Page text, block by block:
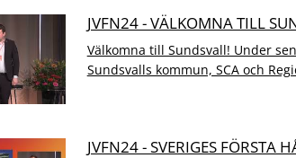
JVFN24 - VÄLKOMNA TILL
Välkomna till Sundsvall! Under
Sundsvalls kommun, SCA och
JVFN24 - SVERIGES FÖRSTA